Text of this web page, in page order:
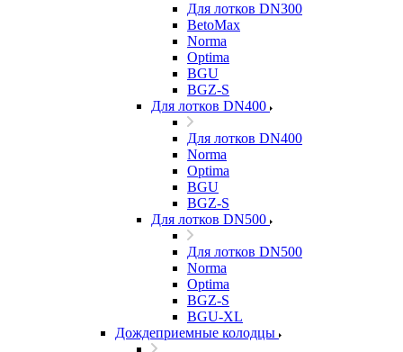
Для лотков DN300
BetoMax
Norma
Optima
BGU
BGZ-S
Для лотков DN400
Для лотков DN400
Norma
Optima
BGU
BGZ-S
Для лотков DN500
Для лотков DN500
Norma
Optima
BGZ-S
BGU-XL
Дождеприемные колодцы